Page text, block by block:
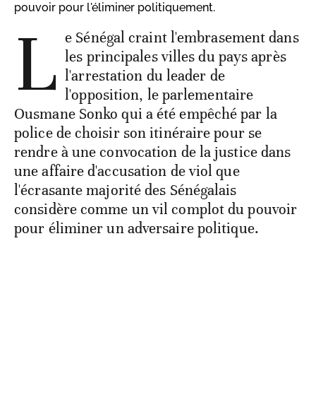
pouvoir pour l'éliminer politiquement.
L e Sénégal craint l'embrasement dans
les principales villes du pays après
l'arrestation du leader de
l'opposition, le parlementaire
Ousmane Sonko qui a été empêché par la
police de choisir son itinéraire pour se
rendre à une convocation de la justice dans
une affaire d'accusation de viol que
l'écrasante majorité des Sénégalais
considère comme un vil complot du pouvoir
pour éliminer un adversaire politique.